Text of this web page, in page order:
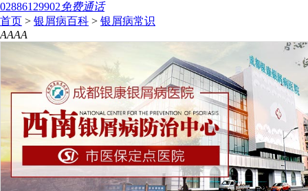
02886129902免费通话
首页 > 银屑病百科 > 银屑病常识
AAAA